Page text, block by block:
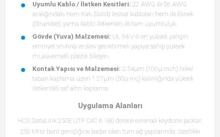
Uyumlu Kablo / İletken Kesitleri: 22 AWG ile 26 AWG
aralığındaki hem Katı (Solid) tesisat kabloları hem de Esnek
(Stranded) yama kablo iletkenleri ile tam uyumluluk.
Gövde (Yuva) Malzemesi: UL 94 V-0 en yüksek yangın
emniyet sınıfına ve alev geciktirmeli yapıya sahip yüksek
mukavemetli plastik bileşen.
Kontak Yapısı ve Malzemesi: 2.54μm (100μ-Inch) Nikel
taban kaplama üzeri 1.27μm (50μ-inç) kalınlığında yüksek
iletkenlikli saf altın kaplama.
Uygulama Alanları
HCS DataLink 250E UTP CAT 6 180 derece evrensel keystone jacklar,
250 MHz bant genişliğine kadar olan tüm ağ yapılarında, özellikle